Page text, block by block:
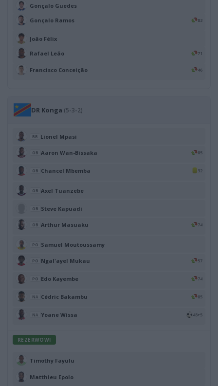
Gonçalo Guedes
Gonçalo Ramos 83
João Félix
Rafael Leão 71
Francisco Conceição 46
DR Konga (5-3-2)
BR Lionel Mpasi
OB Aaron Wan-Bissaka 85
OB Chancel Mbemba 32
OB Axel Tuanzebe
OB Steve Kapuadi
OB Arthur Masuaku 74
PO Samuel Moutoussamy
PO Ngal'ayel Mukau 57
PO Edo Kayembe 74
NA Cédric Bakambu 85
NA Yoane Wissa 45+5
REZERWOWI
Timothy Fayulu
Matthieu Epolo